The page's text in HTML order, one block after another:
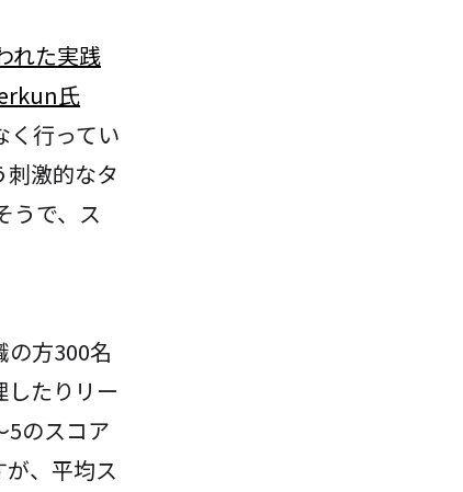
れた実践
氏
く行ってい
刺激的なタ
うで、ス
の方300名
したりリー
5のスコア
、平均ス